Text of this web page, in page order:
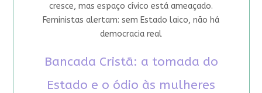
cresce, mas espaço cívico está ameaçado.
Feministas alertam: sem Estado laico, não há
democracia real
Bancada Cristã: a tomada do
Estado e o ódio às mulheres